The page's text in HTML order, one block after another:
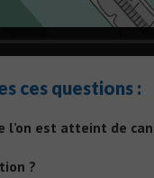
ces questions :
l’on est atteint de
?